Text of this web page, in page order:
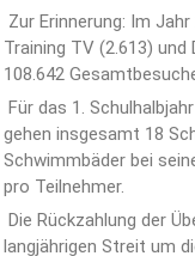
Zur Erinnerung: Im
Training TV (2.613)
108.642
Für das 1.
gehen insgesamt 18
Schwimmbäder bei
pro Teilnehmer.
Die Rückzahlung der
langjährigen Streit um